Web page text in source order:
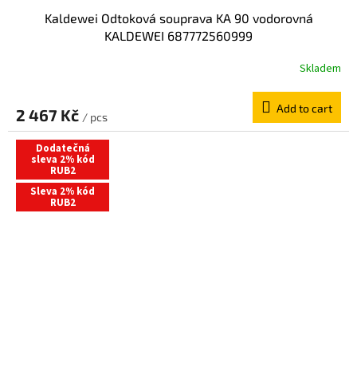
Kaldewei Odtoková souprava KA 90 vodorovná
KALDEWEI 687772560999
Skladem
2 467 Kč / pcs
Add to cart
Dodatečná
sleva 2% kód
RUB2
Sleva 2% kód
RUB2